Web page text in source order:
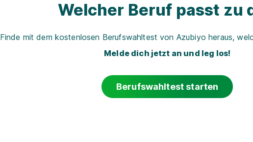
Welcher Beruf passt zu
Finde mit dem kostenlosen Berufswahltest von Azubiyo heraus,
Melde dich jetzt an und leg los!
Berufswahltest starten